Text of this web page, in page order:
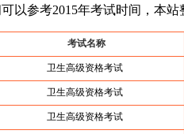
参考2015年考试时间，本站
考试名称
卫生高级资格考试
卫生高级资格考试
卫生高级资格考试